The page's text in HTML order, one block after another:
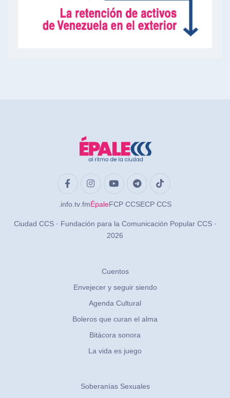
.info .tv .fmÉpaleFCP CCSECP CCS
Ciudad CCS · Fundación para la Comunicación Popular CCS ·
2026
Cuentos
Envejecer y seguir siendo
Agenda Cultural
Boleros que curan el alma
Bitácora sonora
La vida es juego
Soberanías Sexuales